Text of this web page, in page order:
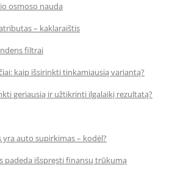
osmoso nauda
– kaklaraištis
filtrai
kaip išsirinkti tinkamiausią variantą?
geriausią ir užtikrinti ilgalaikį rezultatą?
yra auto supirkimas – kodėl?
padeda išspręsti finansų trūkumą